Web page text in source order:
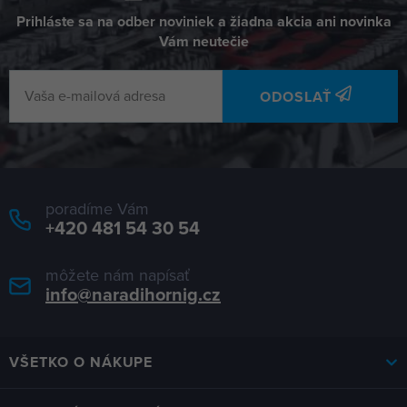
Prihláste sa na odber noviniek a žiadna akcia ani novinka
Vám neutečie
ODOSLAŤ
poradíme Vám
+420 481 54 30 54
môžete nám napísať
info@naradihornig.cz
VŠETKO O NÁKUPE